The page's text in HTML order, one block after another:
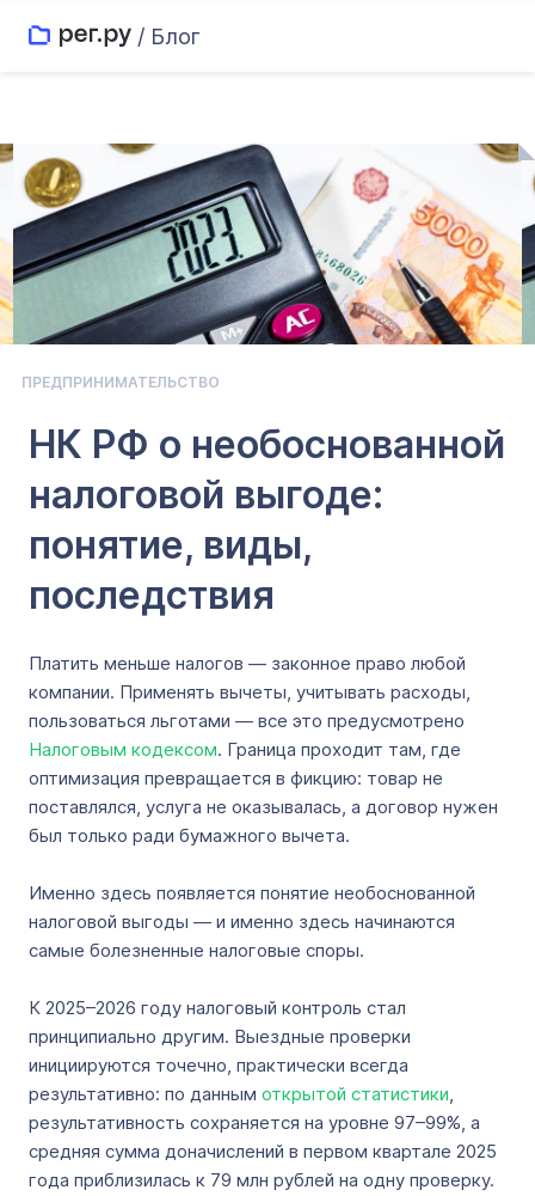
/ Блог
ПРЕДПРИНИМАТЕЛЬСТВО
НК РФ о необоснованной
налоговой выгоде:
понятие, виды,
последствия
Платить меньше налогов — законное право любой
компании. Применять вычеты, учитывать расходы,
пользоваться льготами — все это предусмотрено
Налоговым кодексом. Граница проходит там, где
оптимизация превращается в фикцию: товар не
поставлялся, услуга не оказывалась, а договор нужен
был только ради бумажного вычета.
Именно здесь появляется понятие необоснованной
налоговой выгоды — и именно здесь начинаются
самые болезненные налоговые споры.
К 2025–2026 году налоговый контроль стал
принципиально другим. Выездные проверки
инициируются точечно, практически всегда
результативно: по данным открытой статистики,
результативность сохраняется на уровне 97–99%, а
средняя сумма доначислений в первом квартале 2025
года приблизилась к 79 млн рублей на одну проверку.